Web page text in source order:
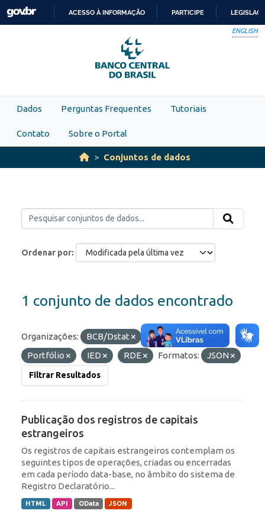
Skip to main content
PARA
O
CONTEÚDO
ACESSO À INFORMAÇÃO PARTICIPE
ENGLISH
Dados Perguntas Frequentes Tutoriais
Contato Sobre o Portal
Conjuntos de dados
Ordenar por
1 conjunto de dados encontrado
Organizações: BCB/Dstat
Etiquetas:
Portfólio
IED RDE Formatos: JSON
Filtrar Resultados
Publicação dos registros de capitais
estrangeiros
Os registros de capitais estrangeiros contemplam os
seguintes tipos de operações, criadas ou encerradas
em cada período data-base, no âmbito do sistema de
Registro Declaratório...
HTML API OData JSON